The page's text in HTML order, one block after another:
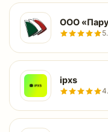
ООО
ipxs